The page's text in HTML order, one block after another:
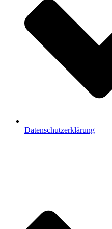
Datenschutzerklärung